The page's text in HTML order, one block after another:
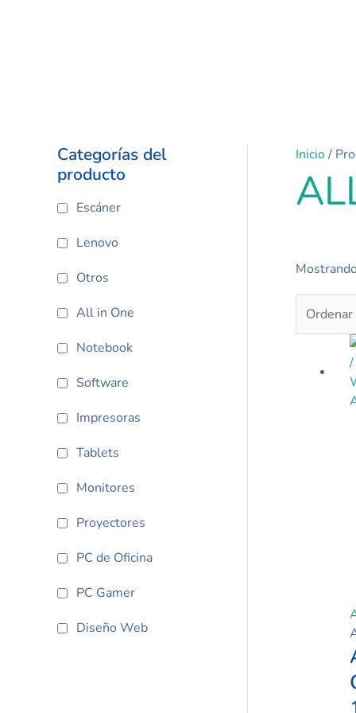
Categorías del
producto
Escáner
Lenovo
Otros
All in One
Notebook
Software
Impresoras
Tablets
Monitores
Proyectores
PC de Oficina
PC Gamer
Diseño Web
Inicio/